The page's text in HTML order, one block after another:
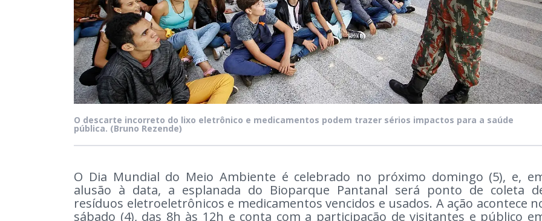
O descarte incorreto do lixo eletrônico e medicamentos podem trazer sérios impactos para a saúde
pública. (Bruno Rezende)
O Dia Mundial do Meio Ambiente é celebrado no próximo domingo (5), e,
alusão à data, a esplanada do Bioparque Pantanal será ponto de coleta
resíduos eletroeletrônicos e medicamentos vencidos e usados. A ação acontece
sábado (4), das 8h às 12h e conta com a participação de visitantes e público